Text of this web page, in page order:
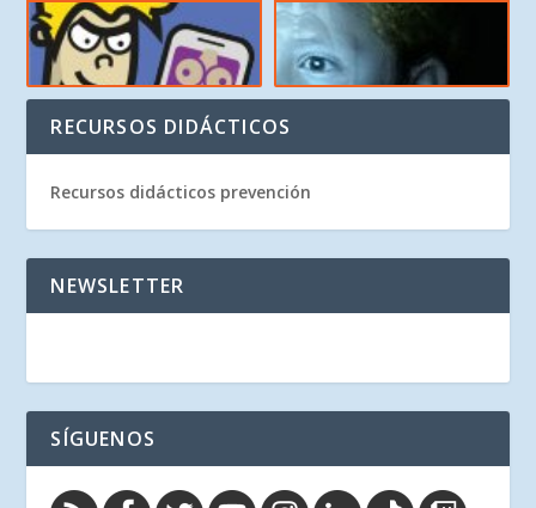
RECURSOS DIDÁCTICOS
Recursos didácticos prevención
NEWSLETTER
SÍGUENOS